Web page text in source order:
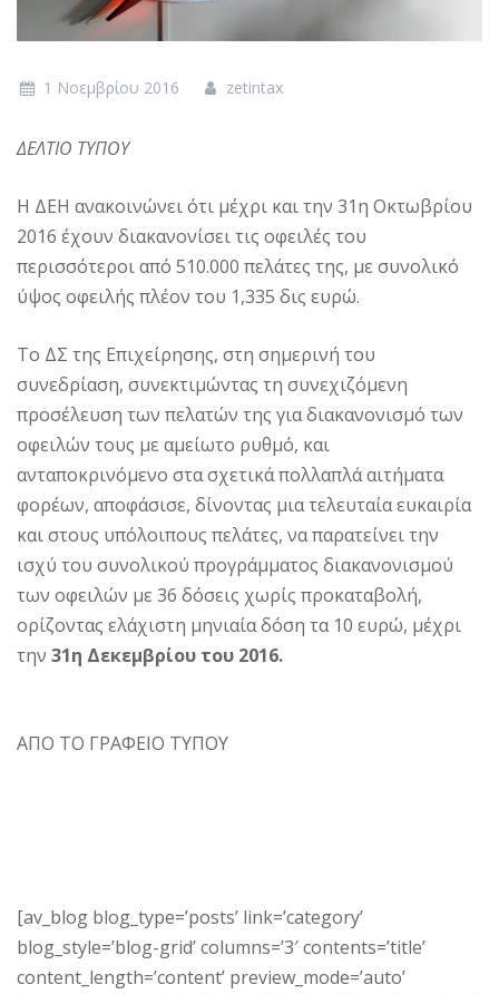
1 Νοεμβρίου 2016 zetintax
ΔΕΛΤΙΟ ΤΥΠΟΥ
Η ΔΕΗ ανακοινώνει ότι μέχρι και την 31η Οκτωβρίου
2016 έχουν διακανονίσει τις οφειλές του
περισσότεροι από 510.000 πελάτες της, με συνολικό
ύψος οφειλής πλέον του 1,335 δις ευρώ.
Το ΔΣ της Επιχείρησης, στη σημερινή του
συνεδρίαση, συνεκτιμώντας τη συνεχιζόμενη
προσέλευση των πελατών της για διακανονισμό των
οφειλών τους με αμείωτο ρυθμό, και
ανταποκρινόμενο στα σχετικά πολλαπλά αιτήματα
φορέων, αποφάσισε, δίνοντας μια τελευταία ευκαιρία
και στους υπόλοιπους πελάτες, να παρατείνει την
ισχύ του συνολικού προγράμματος διακανονισμού
των οφειλών με 36 δόσεις χωρίς προκαταβολή,
ορίζοντας ελάχιστη μηνιαία δόση τα 10 ευρώ, μέχρι
την 31η Δεκεμβρίου του 2016.
ΑΠΟ ΤΟ ΓΡΑΦΕΙΟ ΤΥΠΟΥ
[av_blog blog_type=’posts’ link=’category’
blog_style=’blog-grid’ columns=’3′ contents=’title’
content_length=’content’ preview_mode=’auto’